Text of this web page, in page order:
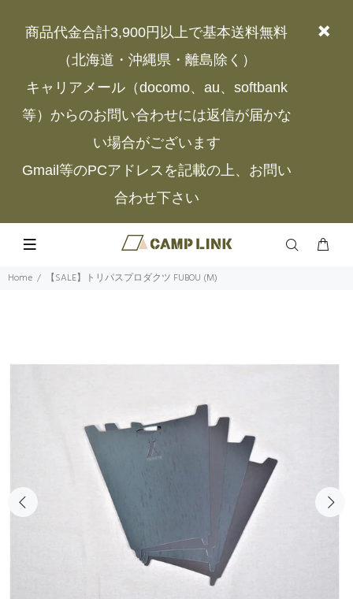
商品代金合計3,900円以上で基本送料無料
（北海道・沖縄県・離島除く）
キャリアメール（docomo、au、softbank
等）からのお問い合わせには返信が届かな
い場合がございます
Gmail等のPCアドレスを記載の上、お問い
合わせ下さい
Home 【SALE】トリパスプロダクツ FUBOU (M)